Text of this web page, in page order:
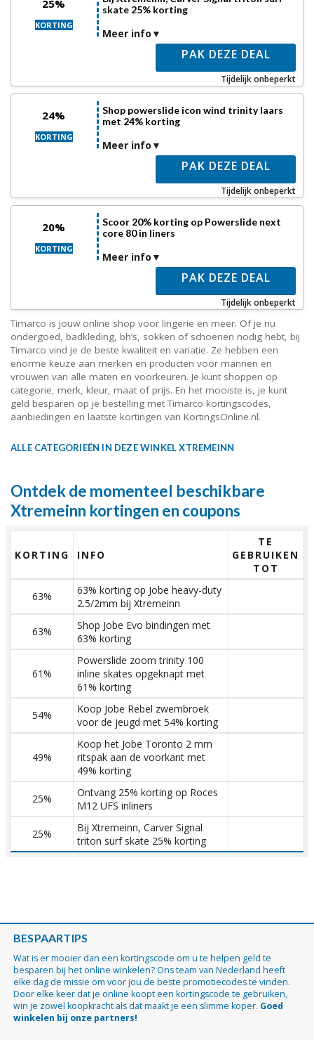
25%
KORTING
skate 25% korting
Meer info
PAK DEZE DEAL
Tijdelijk onbeperkt
24%
KORTING
Shop powerslide icon wind trinity laars
met 24% korting
Meer info
PAK DEZE DEAL
Tijdelijk onbeperkt
20%
KORTING
Scoor 20% korting op Powerslide next
core 80 in liners
Meer info
PAK DEZE DEAL
Tijdelijk onbeperkt
Timarco is jouw online shop voor lingerie en meer. Of je nu
ondergoed, badkleding, bh’s, sokken of schoenen nodig hebt, bij
Timarco vind je de beste kwaliteit en variatie. Ze hebben een
enorme keuze aan merken en producten voor mannen en
vrouwen van alle maten en voorkeuren. Je kunt shoppen op
categorie, merk, kleur, maat of prijs. En het mooiste is, je kunt
geld besparen op je bestelling met Timarco kortingscodes,
aanbiedingen en laatste kortingen van KortingsOnline.nl.
ALLE CATEGORIEËN IN DEZE WINKEL XTREMEINN
Ontdek de momenteel beschikbare
Xtremeinn kortingen en coupons
KORTING INFO
TE
GEBRUIKEN
TOT
63%
63% korting op Jobe heavy-duty
2.5/2mm bij Xtremeinn
63%
Shop Jobe Evo bindingen met
63% korting
61%
Powerslide zoom trinity 100
inline skates opgeknapt met
61% korting
54%
Koop Jobe Rebel zwembroek
voor de jeugd met 54% korting
49%
Koop het Jobe Toronto 2 mm
ritspak aan de voorkant met
49% korting
25%
Ontvang 25% korting op Roces
M12 UFS inliners
25%
Bij Xtremeinn, Carver Signal
triton surf skate 25% korting
BESPAARTIPS
Wat is er mooier dan een kortingscode om u te helpen geld te
besparen bij het online winkelen? Ons team van Nederland heeft
elke dag de missie om voor jou de beste promotiecodes te vinden.
Door elke keer dat je online koopt een kortingscode te gebruiken,
win je zowel koopkracht als dat maakt je een slimme koper. Goed
winkelen bij onze partners!